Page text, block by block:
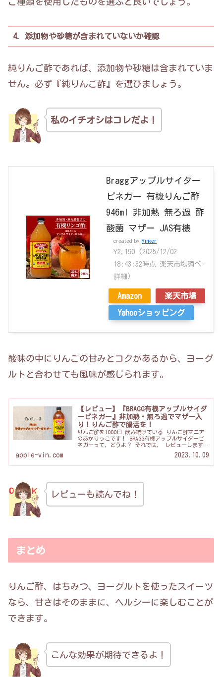
4. 添加物や砂糖が含まれていないか確認
純りんご酢であれば、添加物や砂糖は含まれていま
せん。必ず『純りんご酢』を選びましょう。
私のイチオシはコレだよ！
Braggアップルサイダー
ビネガー 有機りんご酢
946ml 非加熱 無ろ過 酢
酸菌 マザー JAS有機
created by Rinker
¥2,190
(2025/12/02
18:43:32時点 楽天市場調べ-
詳細)
Amazon 楽天市場
Yahooショッピング
酸味の中にりんごの甘みとコクがあるから、ヨーグ
ルトと合わせても風味が感じられます。
【レビュー】『BRAGG有機アップルサイダ
ービネガー』非加熱・無ろ過でマザー入
り！りんご酢で腸活を！
りんご酢を1000日 飲み続けている りんご酢マニア
のあかりっこです！ BRAGG有機アップルサイダービ
ネガーって、どうよ？ それでは、 レビューします
ね！ ＜この記事の結論！＞ BRAGG有機アップルサイ
ダービネガーは・・・ 腸活をサポー...
apple-vin.com 2023.10.09
レビューも読んでね！
まとめ
りんご酢、はちみつ、ヨーグルトを使ったスイーツ
なら、甘さはそのままに、ヘルシーに楽しむことが
できます。
こんな効果が期待できるよ！